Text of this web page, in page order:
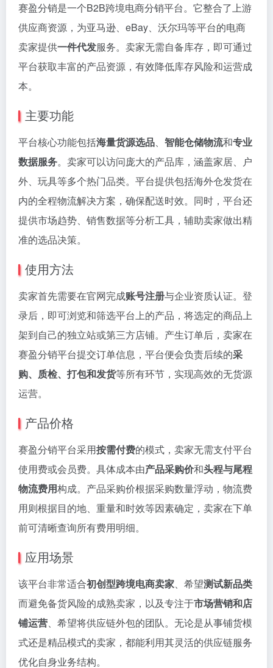
赛盈分销是一个B2B跨境电商分销平台。它整合了上游
供应商资源，为亚马逊、eBay、沃尔玛等平台的电商
卖家提供一件代发服务。卖家无需自备库存，即可通过
平台获取丰富的产品资源，有效降低库存风险和运营成
本。
主要功能
平台核心功能包括海量货源选品、 智能仓储物流和专业
数据服务。卖家可以访问庞大的产品库，涵盖家居、户
外、玩具等多个热门品类。平台提供包括海外仓发货在
内的全程物流解决方案，确保配送时效。同时，平台还
提供市场趋势、销售数据等分析工具，辅助卖家做出精
准的选品决策。
使用方法
卖家首先需要在官网完成账号注册与企业资质认证。登
录后，即可浏览和筛选平台上的产品，将选定的商品上
架到自己的独立站或第三方店铺。产生订单后，卖家在
赛盈分销平台提交订单信息，平台便会负责后续的采
购、质检、打包和发货等所有环节，实现高效的无货源
运营。
产品价格
赛盈分销平台采用按需付费的模式，卖家无需支付平台
使用费或会员费。具体成本由产品采购价和头程与尾程
物流费用构成。产品采购价根据采购数量浮动，物流费
用则根据目的地、重量和时效等因素确定，卖家在下单
前可清晰查询所有费用明细。
应用场景
该平台非常适合初创型跨境电商卖家、希望测试新品类
而避免备货风险的成熟卖家，以及专注于市场营销和店
铺运营、希望将供应链外包的团队。无论是从事铺货模
式还是精品模式的卖家，都能利用其灵活的供应链服务
优化自身业务结构。